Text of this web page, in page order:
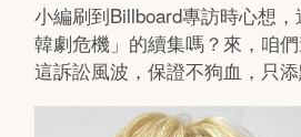
小編刷到Billboard專訪時心想
韓劇危機」的續集嗎？來，咱
這訴訟風波，保證不狗血，只